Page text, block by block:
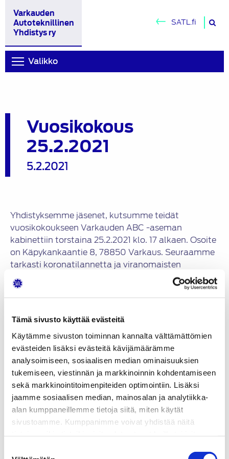
Tämä sivusto käyttää evästeitä
Käytämme sivuston toiminnan kannalta välttämättömien
evästeiden lisäksi evästeitä kävijämäärämme
analysoimiseen, sosiaalisen median ominaisuuksien
tukemiseen, viestinnän ja markkinoinnin kohdentamiseen
sekä markkinointitoimenpiteiden optimointiin. Lisäksi
jaamme sosiaalisen median, mainosalan ja analytiikka-
alan kumppaneillemme tietoja siitä, miten käytät
sivustoamme. Kumppanimme voivat yhdistää näitä
Varkauden
Autoteknillinen
Yhdistys ry
SATL.fi
Valikko
Vuosikokous
25.2.2021
5.2.2021
KATEGORIAT
Tapahtumat
Yhdistyksemme jäsenet, kutsumme teidät
vuosikokoukseen Varkauden ABC -aseman
kabinettiin torstaina 25.2.2021 klo. 17 alkaen. Osoite
on Käpykankaantie 8, 78850 Varkaus. Seuraamme
tarkasti koronatilannetta ja viranomaisten
ohjeistuksia.
Ilmoita osallistumisestasi Kari Rouskulle
Jaa:
Artikkelien
selaus
Sivustomme uudistuu
Vuosikokous 24.2.2022